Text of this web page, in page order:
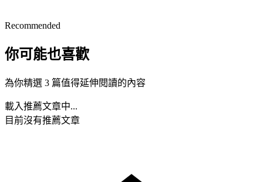
Recommended
你可能也喜歡
為你精選 3 篇值得延伸閱讀的內容
載入推薦文章中...
目前沒有推薦文章